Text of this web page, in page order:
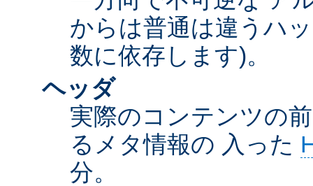
からは普通は違うハ
数に依存します)。
ヘッダ
実際のコンテンツの
るメタ情報の 入った
分。